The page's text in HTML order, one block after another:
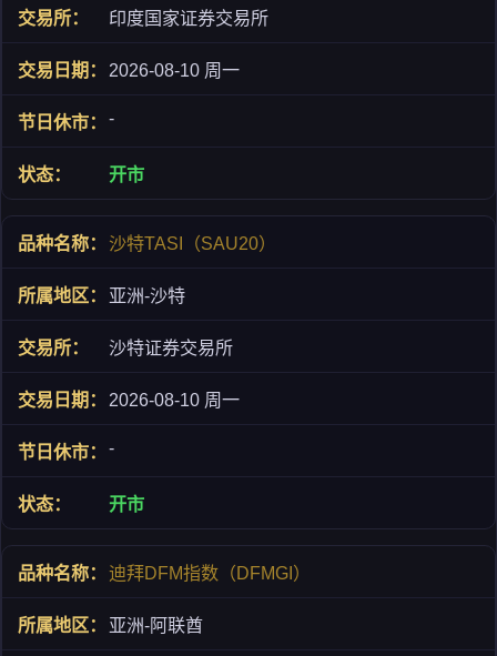
印度国家证券交易所
2026-08-10 周一
-
开市
沙特TASI（SAU20）
亚洲-沙特
沙特证券交易所
2026-08-10 周一
-
开市
迪拜DFM指数（DFMGI）
亚洲-阿联酋